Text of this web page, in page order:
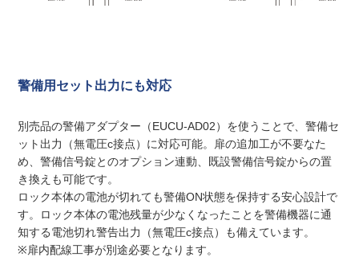
警備用セット出力にも対応
別売品の警備アダプター（EUCU-AD02）を使うことで、警備セ
ット出力（無電圧c接点）に対応可能。扉の追加工が不要なた
め、警備信号錠とのオプション連動、既設警備信号錠からの置
き換えも可能です。
ロック本体の電池が切れても警備ON状態を保持する安心設計で
す。ロック本体の電池残量が少なくなったことを警備機器に通
知する電池切れ警告出力（無電圧c接点）も備えています。
※扉内配線工事が別途必要となります。